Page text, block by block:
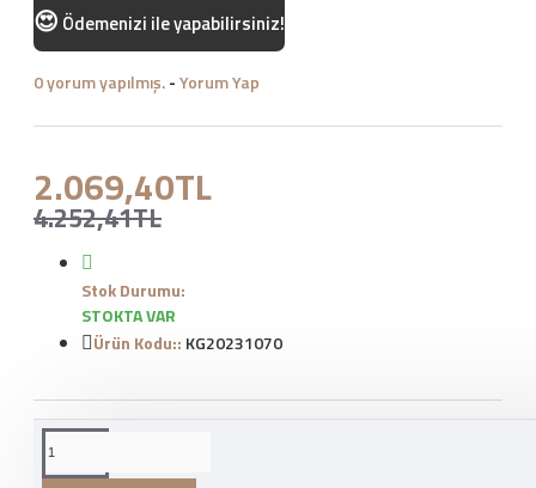
😍 Ödemenizi ile yapabilirsiniz!
0 yorum yapılmış.-Yorum Yap
2.069,40TL
4.252,41TL
Stok Durumu:
STOKTA VAR
Ürün Kodu:: KG20231070
VER